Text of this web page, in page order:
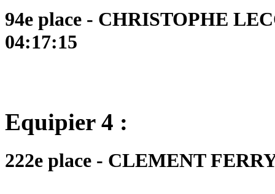
94e place - CHRISTOPHE
04:17:15
Equipier 4 :
222e place - CLEMENT